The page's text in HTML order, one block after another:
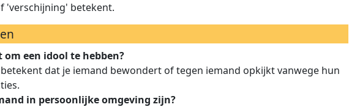
'verschijning' betekent.
een idool te hebben?
dat je iemand bewondert of tegen iemand opkijkt vanwege hun
in persoonlijke omgeving zijn?